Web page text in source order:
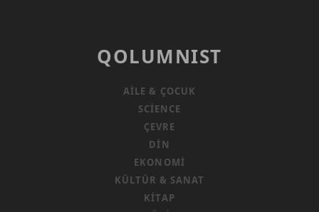
QOLUMNIST
AILE & ÇOCUK
SCIENCE
ÇEVRE
DIN
EKONOMI
KÜLTÜR & SANAT
KITAP